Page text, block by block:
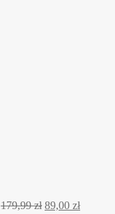
179,99zł 89,00 zł